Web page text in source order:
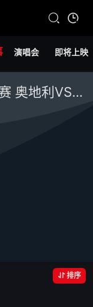
演唱会 即将上映
世界杯小组赛 奥地利VS约旦20260617
排序